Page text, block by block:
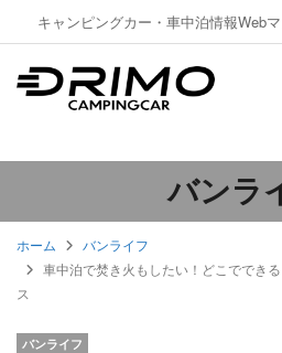
キャンピングカー・車中泊情報Web
バンラ
ホーム
バンライフ
車中泊で焚き火もしたい！どこででき
ス
バンライフ